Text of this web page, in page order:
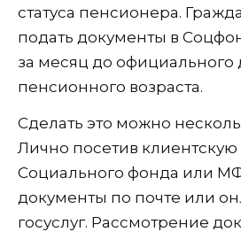
статуса пенсионера.
подать документы в
за месяц до официального
пенсионного возраста.
Сделать это можно
Лично посетив клиентскую
Социального фонда или
документы по почте или
госуслуг. Рассмотрение